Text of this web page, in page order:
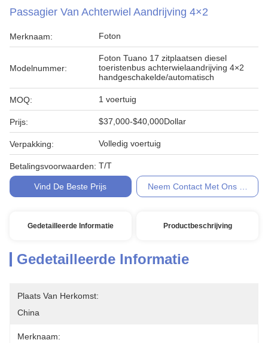
Passagier Van Achterwiel Aandrijving 4×2
Merknaam: Foton
Modelnummer:
Foton Tuano 17 zitplaatsen diesel
toeristenbus achterwielaandrijving 4×2
handgeschakelde/automatisch
MOQ: 1 voertuig
Prijs: $37,000-$40,000Dollar
Verpakking: Volledig voertuig
Betalingsvoorwaarden: T/T
Vind De Beste Prijs Neem Contact Met Ons Op
Gedetailleerde Informatie Productbeschrijving
Gedetailleerde Informatie
Plaats Van Herkomst:
China
Merknaam: